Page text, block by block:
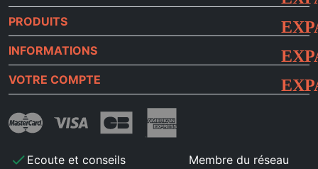
PRODUITS
INFORMATIONS
VOTRE COMPTE
check Ecoute et conseils Membre du réseau